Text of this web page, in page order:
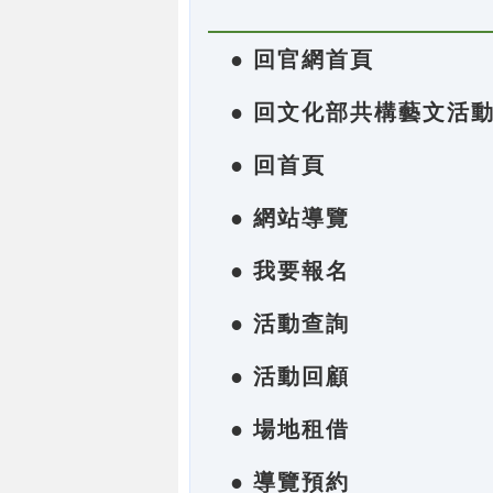
● 回官網首頁
● 回文化部共構藝文活
● 回首頁
● 網站導覽
● 我要報名
● 活動查詢
● 活動回顧
● 場地租借
● 導覽預約